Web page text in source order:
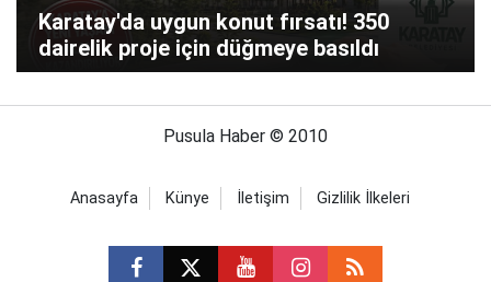
Karatay'da uygun konut fırsatı! 350
dairelik proje için düğmeye basıldı
Pusula Haber © 2010
Anasayfa Künye İletişim Gizlilik İlkeleri